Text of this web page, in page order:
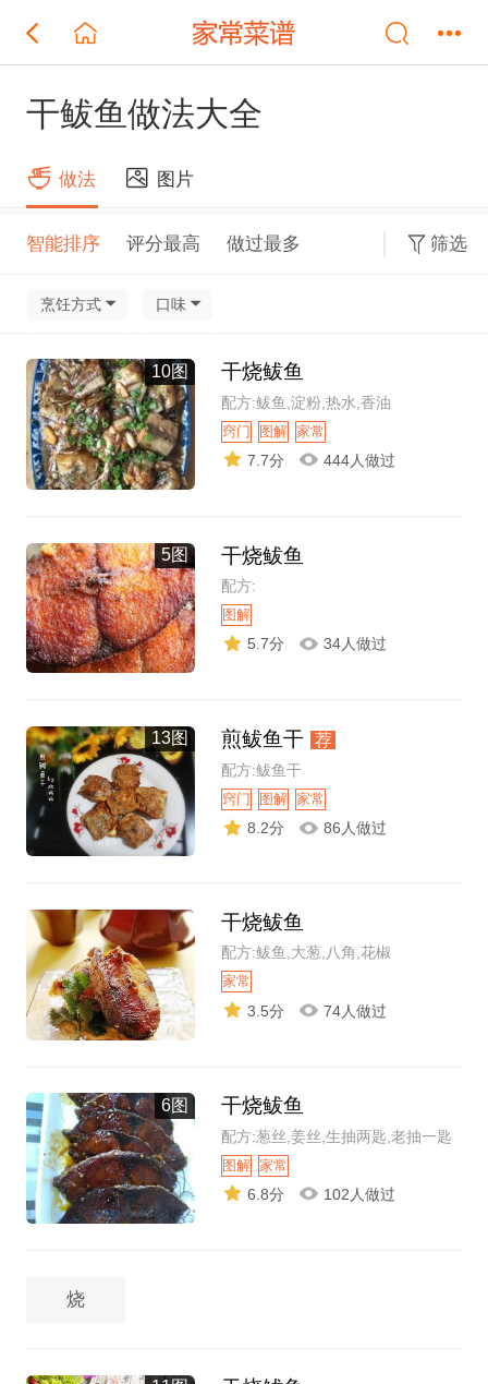
干鲅鱼做法大全
做法 图片
智能排序 评分最高 做过最多 筛选
烹饪方式 口味
10图 干烧鲅鱼
配方:鲅鱼,淀粉,热水,香油
窍门 图解 家常
7.7分 444人做过
5图 干烧鲅鱼
配方:
图解
5.7分 34人做过
13图 煎鲅鱼干 荐
配方:鲅鱼干
窍门 图解 家常
8.2分 86人做过
干烧鲅鱼
配方:鲅鱼,大葱,八角,花椒
家常
3.5分 74人做过
6图 干烧鲅鱼
配方:葱丝,姜丝,生抽两匙,老抽一匙
图解 家常
6.8分 102人做过
烧